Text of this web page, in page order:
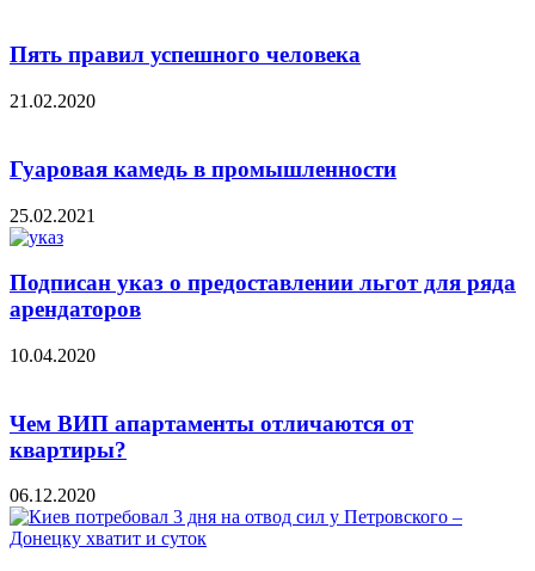
Пять правил успешного человека
21.02.2020
Гуаровая камедь в промышленности
25.02.2021
Подписан указ о предоставлении льгот для ряда
арендаторов
10.04.2020
Чем ВИП апартаменты отличаются от
квартиры?
06.12.2020